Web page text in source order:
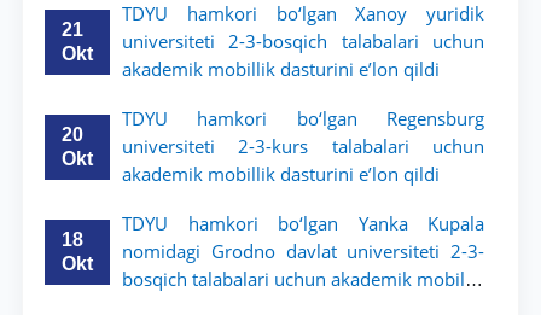
21
Okt
TDYU hamkori bo‘lgan Xanoy yuridik
universiteti 2-3-bosqich talabalari uchun
akademik mobillik dasturini e’lon qildi
20
Okt
TDYU hamkori bo‘lgan Regensburg
universiteti 2-3-kurs talabalari uchun
akademik mobillik dasturini e’lon qildi
18
Okt
TDYU hamkori bo‘lgan Yanka Kupala
nomidagi Grodno davlat universiteti 2-3-
bosqich talabalari uchun akademik mobillik